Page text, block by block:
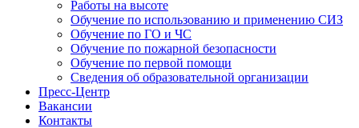
Работы на высоте
Обучение по использованию и применению СИЗ
Обучение по ГО и ЧС
Обучение по пожарной безопасности
Обучение по первой помощи
Сведения об образовательной организации
Пресс-Центр
Вакансии
Контакты